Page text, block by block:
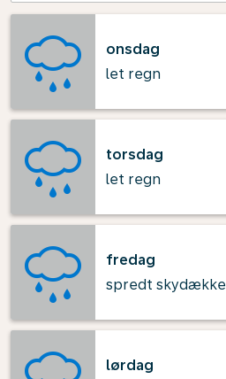
onsdag
let regn
torsdag
let regn
fredag
spredt skydække
lørdag